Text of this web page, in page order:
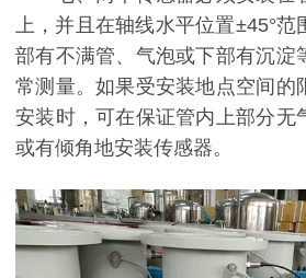
上，并且在轴线水平位置±45°范
部有不满管、气泡或下部有沉淀
常测量。如果受安装地点空间的
安装时，可在保证管内上部分无
或有倾角地安装传感器。